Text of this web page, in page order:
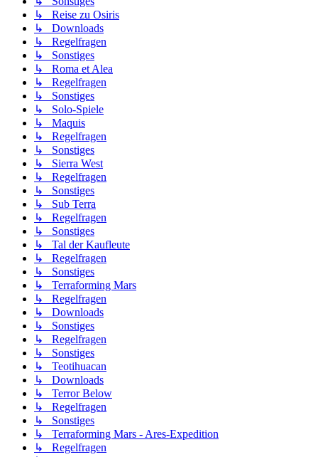
↳ Reise zu Osiris
↳ Downloads
↳ Regelfragen
↳ Sonstiges
↳ Roma et Alea
↳ Regelfragen
↳ Sonstiges
↳ Solo-Spiele
↳ Maquis
↳ Regelfragen
↳ Sonstiges
↳ Sierra West
↳ Regelfragen
↳ Sonstiges
↳ Sub Terra
↳ Regelfragen
↳ Sonstiges
↳ Tal der Kaufleute
↳ Regelfragen
↳ Sonstiges
↳ Terraforming Mars
↳ Regelfragen
↳ Downloads
↳ Sonstiges
↳ Regelfragen
↳ Sonstiges
↳ Teotihuacan
↳ Downloads
↳ Terror Below
↳ Regelfragen
↳ Sonstiges
↳ Terraforming Mars - Ares-Expedition
↳ Regelfragen